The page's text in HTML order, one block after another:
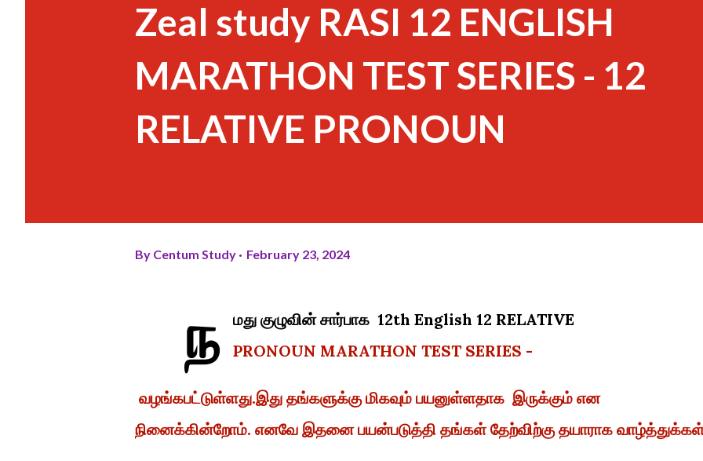
Zeal study RASI 12 ENGLISH
MARATHON TEST SERIES - 12
RELATIVE PRONOUN
By Centum Study February 23, 2024
ந
மது குழுவின் சார்பாக 12th English 12 RELATIVE
PRONOUN MARATHON TEST SERIES -
வழங்கபட்டுள்ளது.இது தங்களுக்கு மிகவும் பயனுள்ளதாக இருக்கும் என
நினைக்கின்றோம். எனவே இதனை பயன்படுத்தி தங்கள் தேற்விற்கு தயாராக